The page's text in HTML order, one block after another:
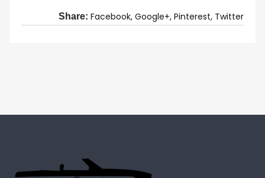
Share: Facebook, Google+, Pinterest, Twitter